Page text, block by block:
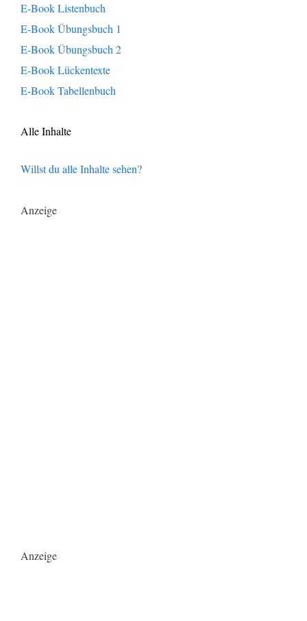
E-Book Listenbuch
E-Book Übungsbuch 1
E-Book Übungsbuch 2
E-Book Lückentexte
E-Book Tabellenbuch
Alle Inhalte
Willst du alle Inhalte sehen?
Anzeige
Anzeige